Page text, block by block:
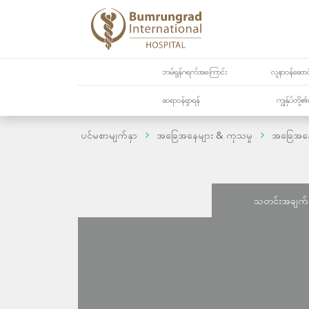
ဘမ်ရွန်ဂရက်အကြောင်း လူနာဝန်ဆော
ဆရာဝန်ရှာရန် ကျွန်ုပ်တို့၏
ပင်မစာမျက်နှာ အခြေအနေများ & ကုသမှု အခြေအန
သတင်းအခ